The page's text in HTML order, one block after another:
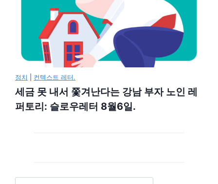
정치 컨텍스트 레터.
세금 못 내서 쫓겨난다는 강남 부자 노인 레
퍼토리: 슬로우레터 8월6일.